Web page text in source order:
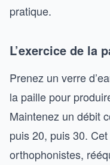
pratique.
L’exercice de la
Prenez un verre
la paille pour
Maintenez un débit
puis 20, puis 30.
orthophonistes,